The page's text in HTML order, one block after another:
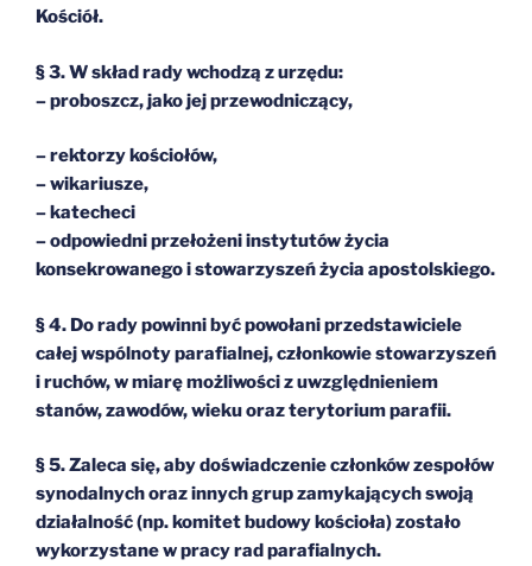
Kościół.
§ 3. W skład rady wchodzą z urzędu:
– proboszcz, jako jej przewodniczący,
– rektorzy kościołów,
– wikariusze,
– katecheci
– odpowiedni przełożeni instytutów życia
konsekrowanego i stowarzyszeń życia apostolskiego.
§ 4. Do rady powinni być powołani przedstawiciele
całej wspólnoty parafialnej, członkowie stowarzyszeń
i ruchów, w miarę możliwości z uwzględnieniem
stanów, zawodów, wieku oraz terytorium parafii.
§ 5. Zaleca się, aby doświadczenie członków zespołów
synodalnych oraz innych grup zamykających swoją
działalność (np. komitet budowy kościoła) zostało
wykorzystane w pracy rad parafialnych.